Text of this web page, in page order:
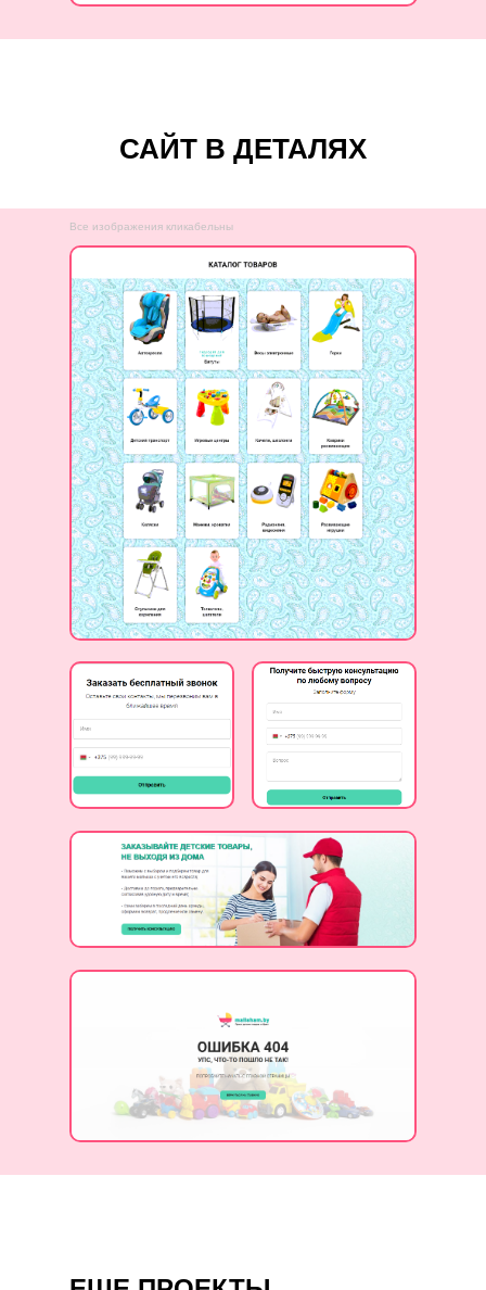
САЙТ В ДЕТАЛЯХ
Все изображения кликабельны